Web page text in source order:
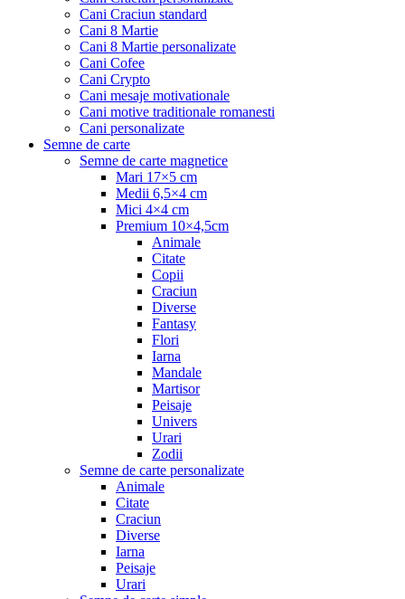
Cani Craciun standard
Cani 8 Martie
Cani 8 Martie personalizate
Cani Cofee
Cani Crypto
Cani mesaje motivationale
Cani motive traditionale romanesti
Cani personalizate
Semne de carte
Semne de carte magnetice
Mari 17×5 cm
Medii 6,5×4 cm
Mici 4×4 cm
Premium 10×4,5cm
Animale
Citate
Copii
Craciun
Diverse
Fantasy
Flori
Iarna
Mandale
Martisor
Peisaje
Univers
Urari
Zodii
Semne de carte personalizate
Animale
Citate
Craciun
Diverse
Iarna
Peisaje
Urari